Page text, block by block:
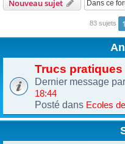
Nouveau sujet
83 sujets 1
Trucs
Dernier message par
18:44
Posté dans Ecoles